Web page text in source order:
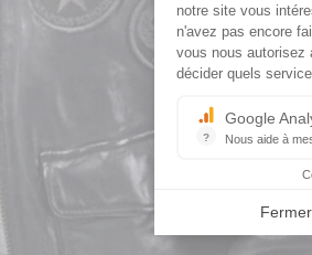
notre site vous
n'avez pas encore
vous nous autorisez
décider quels
?
Google
Nous aide à
Fermer